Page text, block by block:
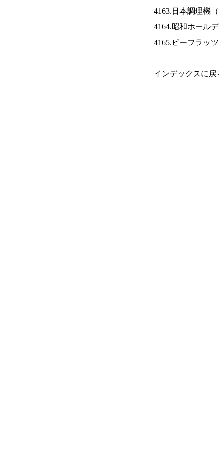
4163.日本調理機（
4164.昭和ホール
4165.ビーフラッ
インデックスに戻